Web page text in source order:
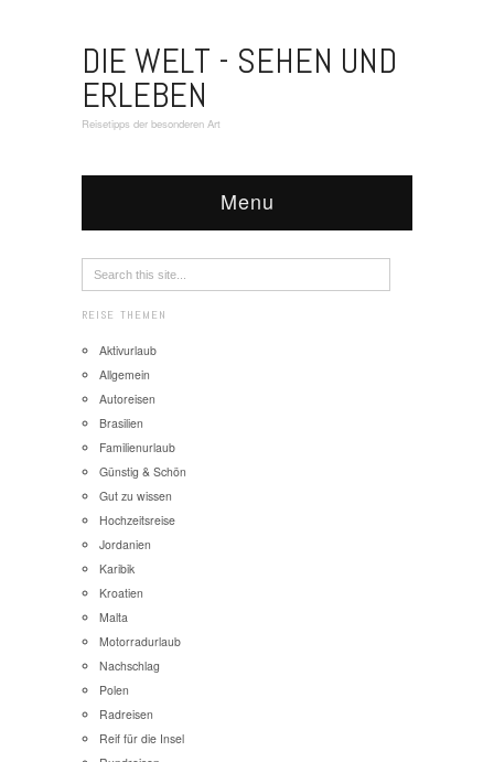
DIE WELT - SEHEN UND
ERLEBEN
Reisetipps der besonderen Art
Menu
REISE THEMEN
Aktivurlaub
Allgemein
Autoreisen
Brasilien
Familienurlaub
Günstig & Schön
Gut zu wissen
Hochzeitsreise
Jordanien
Karibik
Kroatien
Malta
Motorradurlaub
Nachschlag
Polen
Radreisen
Reif für die Insel